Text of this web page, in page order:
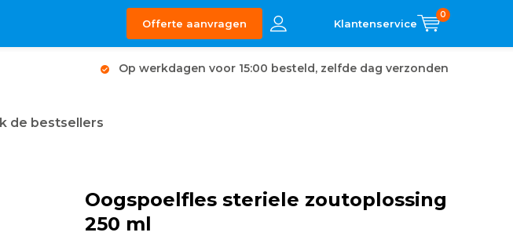
Offerte aanvragen
0
Op werkdagen voor 15:00 besteld, zelfde dag verzonden
de bestsellers
Oogspoelfles steriele zoutoplossing
250 ml